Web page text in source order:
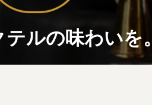
ルの味わいを。